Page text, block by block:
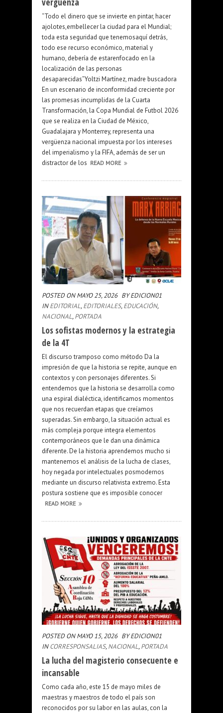
“Todo el dinero que se invierte en pintar, hacer
ajolotes,embellecer la ciudad para el Mundial;
toda esta seguridad que tenemosaquí detrás,
todo ese recurso económico, material y
humano, debería de estarenfocado en la
localización de las personas
desaparecidas”Yoltzi Martínez, madre buscadora
En un escenario de inconformidad creciente por
las promesas incumplidas de la Cuarta
Transformación, la Copa Mundial de Futbol 2026
que se realiza en la Ciudad de México,
Guadalajara y Monterrey, representa una
vergüenza nacional impuesta por los intereses
del imperialismo y la FIFA, además de ser un
distractor de los READ MORE
POSTED ON MAYO 25, 2026 BY EDICION01
INEDITORIAL,EDITORIALES,EDUCACIÓN,
NACIONAL,PORTADA
Los sofistas modernos y la estrategia
de la 4T
El discurso tramposo como método Da la
impresión de que la historia se repite, aunque en
contextos y con personajes diferentes. Si
entendemos que la historia se desarrolla como
una espiral dialéctica, identificamos momentos
que nos recuerdan etapas que creíamos
superadas. Sin embargo, la situación actual es
más compleja porque integra elementos
contemporáneos que le dan una dinámica
diferente. De la historia aprendemos mucho si
mantenemos el análisis de la lucha de clases,
hoy negada por intelectuales posmodernos
mediante un discurso relativista extremo. Esta
postura sostiene que es imposible conocer
READ MORE
POSTED ON MAYO 15, 2026 BY EDICION01
INCORRESPONSALIAS,NACIONAL,PORTADA
La lucha del magisterio consecuente e
incansable
Como cada año, este 15 de mayo miles de
maestras y maestros de todo el país son
reconocidos por su labor en las aulas, con la